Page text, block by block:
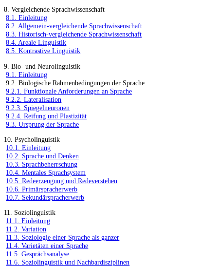
8. Vergleichende Sprachwissenschaft
8.1. Einleitung
8.2. Allgemein-vergleichende Sprachwissenschaft
8.3. Historisch-vergleichende Sprachwissenschaft
8.4. Areale Linguistik
8.5. Kontrastive Linguistik
9. Bio- und Neurolinguistik
9.1. Einleitung
9.2. Biologische Rahmenbedingungen der Sprache
9.2.1. Funktionale Anforderungen an Sprache
9.2.2. Lateralisation
9.2.3. Spiegelneuronen
9.2.4. Reifung und Plastizität
9.3. Ursprung der Sprache
10. Psycholinguistik
10.1. Einleitung
10.2. Sprache und Denken
10.3. Sprachbeherrschung
10.4. Mentales Sprachsystem
10.5. Redeerzeugung und Redeverstehen
10.6. Primärspracherwerb
10.7. Sekundärspracherwerb
11. Soziolinguistik
11.1. Einleitung
11.2. Variation
11.3. Soziologie einer Sprache als ganzer
11.4. Varietäten einer Sprache
11.5. Gesprächsanalyse
11.6. Soziolinguistik und Nachbardisziplinen